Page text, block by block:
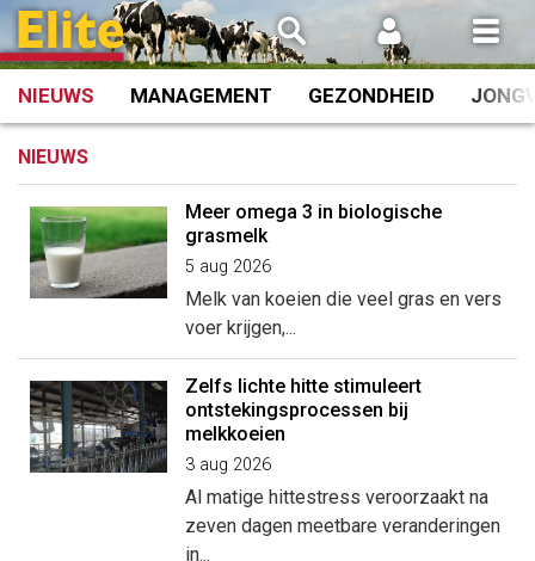
Spring
naar
inhoud
NIEUWS MANAGEMENT GEZONDHEID
NIEUWS
Meer omega 3 in biologische
grasmelk
5 aug 2026
Melk van koeien die veel gras en vers
voer krijgen,...
Zelfs lichte hitte stimuleert
ontstekingsprocessen bij
melkkoeien
3 aug 2026
Al matige hittestress veroorzaakt na
zeven dagen meetbare veranderingen
in...